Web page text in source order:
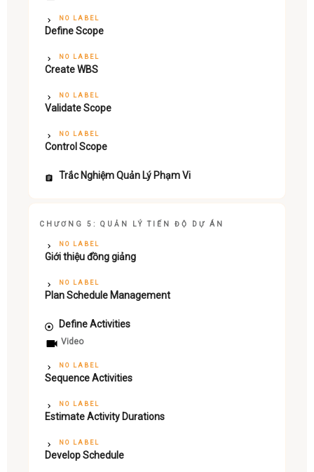
NO LABEL
Define Scope
NO LABEL
Create WBS
NO LABEL
Validate Scope
NO LABEL
Control Scope
Trắc Nghiệm Quản Lý Phạm Vi
CHƯƠNG 5: QUẢN LÝ TIẾN ĐỘ DỰ ÁN
NO LABEL
Giới thiệu đồng giảng
NO LABEL
Plan Schedule Management
Define Activities
Video
NO LABEL
Sequence Activities
NO LABEL
Estimate Activity Durations
NO LABEL
Develop Schedule